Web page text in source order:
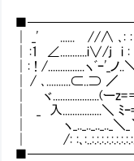
│ _' ...... //∧ ､: :
│ :1
│: ! /...............ヽ
│ / ､..........⊂..⊃
│ ヾ...................(
│ _ 入
│ ヽ_.._.._.._.._
│ /: :､